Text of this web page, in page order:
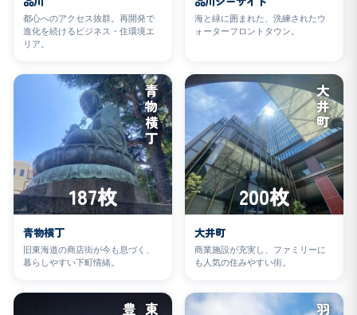
都心へのアクセス抜群。再開発で
進化を続けるビジネス・住環境エ
リア。
海と緑に囲まれた、洗練されたウ
ォーターフロントタウン。
青物横丁
187枚
青物横丁
旧東海道の商店街が今も息づく、
暮らしやすい下町情緒。
大井町
200枚
大井町
商業施設が充実し、ファミリーに
も人気の住みやすい街。